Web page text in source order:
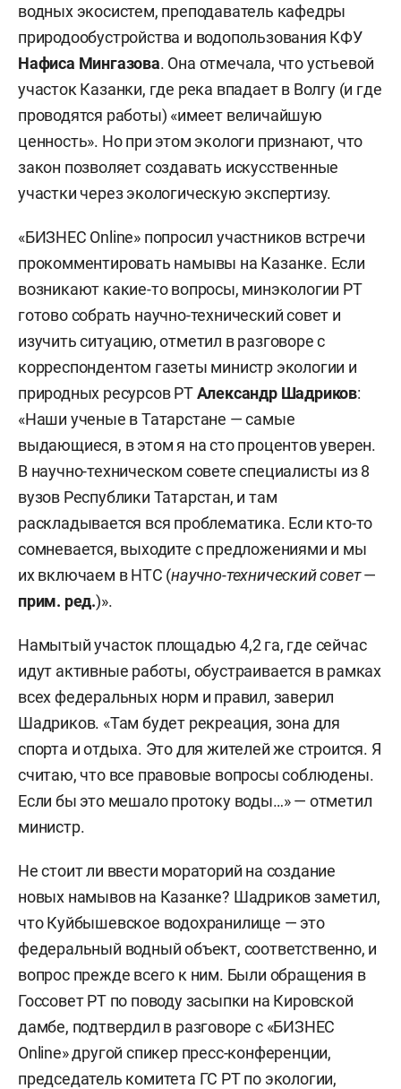
водных экосистем, преподаватель кафедры
природообустройства и водопользования КФУ
Нафиса Мингазова. Она отмечала, что устьевой
участок Казанки, где река впадает в Волгу (и где
проводятся работы) «имеет величайшую
ценность». Но при этом экологи признают, что
закон позволяет создавать искусственные
участки через экологическую экспертизу.
«БИЗНЕС Online» попросил участников встречи
прокомментировать намывы на Казанке. Если
возникают какие-то вопросы, минэкологии РТ
готово собрать научно-технический совет и
изучить ситуацию, отметил в разговоре с
корреспондентом газеты министр экологии и
природных ресурсов РТАлександр Шадриков:
«Наши ученые в Татарстане — самые
выдающиеся, в этом я на сто процентов уверен.
В научно-техническом совете специалисты из 8
вузов Республики Татарстан, и там
раскладывается вся проблематика. Если кто-то
сомневается, выходите с предложениями и мы
их включаем в НТС (научно-технический совет—
прим. ред.)».
Намытый участок площадью 4,2 га, где сейчас
идут активные работы, обустраивается в рамках
всех федеральных норм и правил, заверил
Шадриков. «Там будет рекреация, зона для
спорта и отдыха. Это для жителей же строится. Я
считаю, что все правовые вопросы соблюдены.
Если бы это мешало протоку воды…» — отметил
министр.
Не стоит ли ввести мораторий на создание
новых намывов на Казанке? Шадриков заметил,
что Куйбышевское водохранилище — это
федеральный водный объект, соответственно, и
вопрос прежде всего к ним. Были обращения в
Госсовет РТ по поводу засыпки на Кировской
дамбе, подтвердил в разговоре с «БИЗНЕС
Online» другой спикер пресс-конференции,
председатель комитета ГС РТ по экологии,